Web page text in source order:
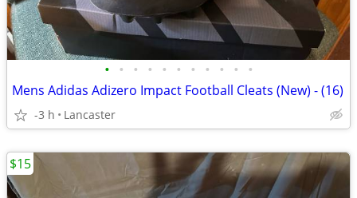
• • • • • • • • • • •
Mens Adidas Adizero Impact Football Cleats (New) - (16)
-3 h Lancaster
$15